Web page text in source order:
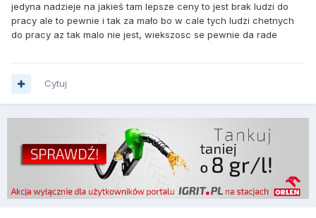
jedyna nadzieje na jakieś tam lepsze ceny to jest brak ludzi do
pracy ale to pewnie i tak za mało bo w cale tych ludzi chetnych
do pracy az tak malo nie jest, wiekszosc se pewnie da rade
Cytuj